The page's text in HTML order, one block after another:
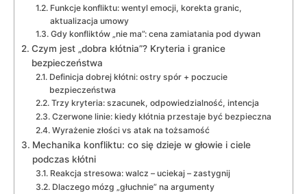
Funkcje konfliktu: wentyl emocji, korekta granic,
aktualizacja umowy
Gdy konfliktów „nie ma”: cena zamiatania pod dywan
Czym jest „dobra kłótnia”? Kryteria i granice
bezpieczeństwa
Definicja dobrej kłótni: ostry spór + poczucie
bezpieczeństwa
Trzy kryteria: szacunek, odpowiedzialność, intencja
Czerwone linie: kiedy kłótnia przestaje być bezpieczna
Wyrażenie złości vs atak na tożsamość
Mechanika konfliktu: co się dzieje w głowie i ciele
podczas kłótni
Reakcja stresowa: walcz – uciekaj – zastygnij
Dlaczego mózg „głuchnie” na argumenty